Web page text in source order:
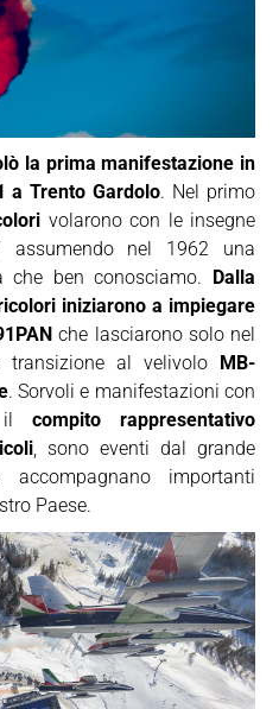
la prima manifestazione in
a Trento Gardolo. Nel primo
volarono con le insegne
assumendo nel 1962 una
ben conosciamo. Dalla
iniziarono a impiegare
che lasciarono solo nel
transizione al velivolo MB-
. Sorvoli e manifestazioni con
il compito rappresentativo
, sono eventi dal grande
importanti
Paese.